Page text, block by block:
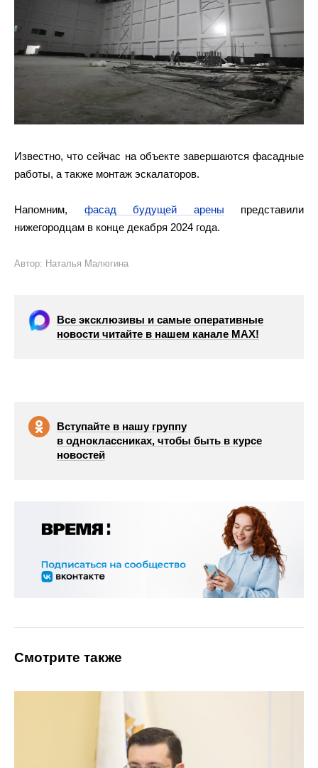
Известно, что сейчас на объекте завершаются фасадные
работы, а также монтаж эскалаторов.
Напомним, фасад будущей арены представили
нижегородцам в конце декабря 2024 года.
Автор: Наталья Малюгина
Все эксклюзивы и самые оперативные
новости читайте в нашем канале МАХ!
Вступайте в нашу группу
в одноклассниках, чтобы быть в курсе
новостей
Смотрите также